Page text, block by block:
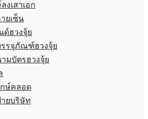
งเสาเอก
ยเซ็น
ด์ฮวงจุ้ย
รจุภัณฑ์ฮวงจุ้ย
มบัตรฮวงจุ้ย
ษ์คลอด
ยบริษัท